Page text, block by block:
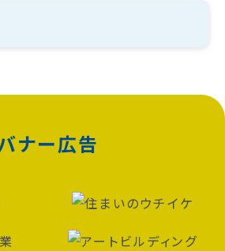
ナー広告